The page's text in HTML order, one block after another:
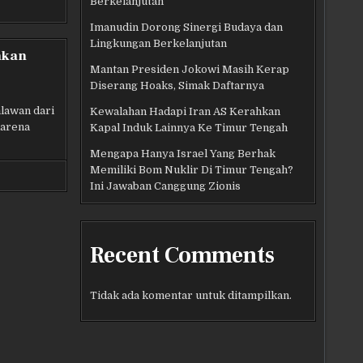
dari
Imanudin Dorong Sinergi Budaya dan
Lingkungan Berkelanjutan
Mantan Presiden Jokowi Masih Kerap
Diserang Hoaks, Simak Daftarnya
Kewalahan Hadapi Iran AS Kerahkan
Kapal Induk Lainnya Ke Timur Tengah
Mengapa Hanya Israel Yang Berhak
Memiliki Bom Nuklir Di Timur Tengah?
Ini Jawaban Canggung Zionis
Recent Comments
Tidak ada komentar untuk ditampilkan.